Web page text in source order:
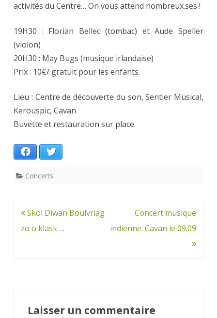
activités du Centre… On vous attend nombreux.ses !
19H30 : Florian Bellec (tombac) et Aude Speller
(violon)
20H30 : May Bugs (musique irlandaise)
Prix : 10€/ gratuit pour les enfants.
Lieu : Centre de découverte du son, Sentier Musical,
Kerouspic, Cavan
Buvette et restauration sur place.
Facebook
Concerts
Navigation
de
Skol Diwan Boulvriag
zo o klask …
Concert musique
indienne. Cavan le 09.09
Laisser un commentaire